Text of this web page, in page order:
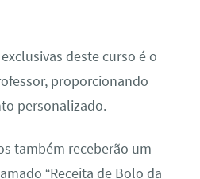
deste curso é o
proporcionando
personalizado.
também receberão um
“Receita de Bolo da